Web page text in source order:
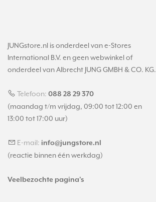
JUNGstore.nl is onderdeel van e-Stores
International B.V. en geen webwinkel of
onderdeel van Albrecht JUNG GMBH & CO. KG.
Telefoon: 088 28 29 370
(maandag t/m vrijdag, 09:00 tot 12:00 en
13:00 tot 17:00 uur)
E-mail: info@jungstore.nl
(reactie binnen één werkdag)
Veelbezochte pagina's